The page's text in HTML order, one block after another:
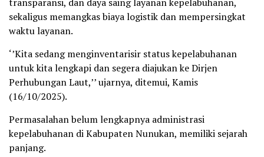
sekaligus memangkas biaya logistik dan mempersingkat
waktu layanan.
‘’Kita sedang menginventarisir status kepelabuhanan
untuk kita lengkapi dan segera diajukan ke Dirjen
Perhubungan Laut,’’ ujarnya, ditemui, Kamis
(16/10/2025).
Permasalahan belum lengkapnya administrasi
kepelabuhanan di Kabupaten Nunukan, memiliki sejarah
panjang.